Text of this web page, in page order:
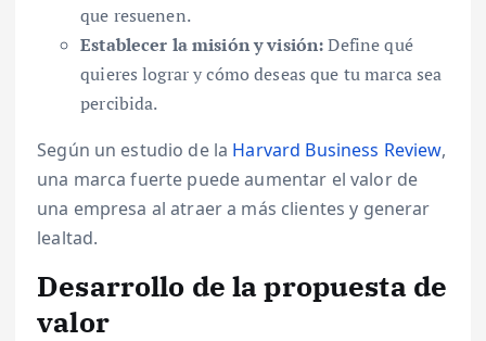
que resuenen.
Establecer la misión y visión:Define qué
quieres lograr y cómo deseas que tu marca sea
percibida.
Según un estudio de la Harvard Business Review,
una marca fuerte puede aumentar el valor de
una empresa al atraer a más clientes y generar
lealtad.
Desarrollo de la propuesta de
valor